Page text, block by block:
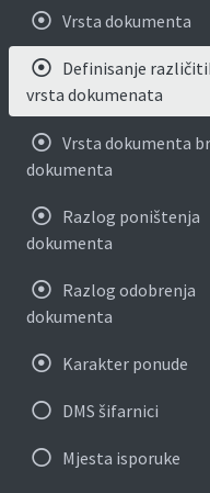
Vrsta dokumenta
Definisanje
vrsta dokumenata
Vrsta dokumenta
dokumenta
Razlog poništenja
dokumenta
Razlog odobrenja
dokumenta
Karakter ponude
DMS šifarnici
Mjesta isporuke